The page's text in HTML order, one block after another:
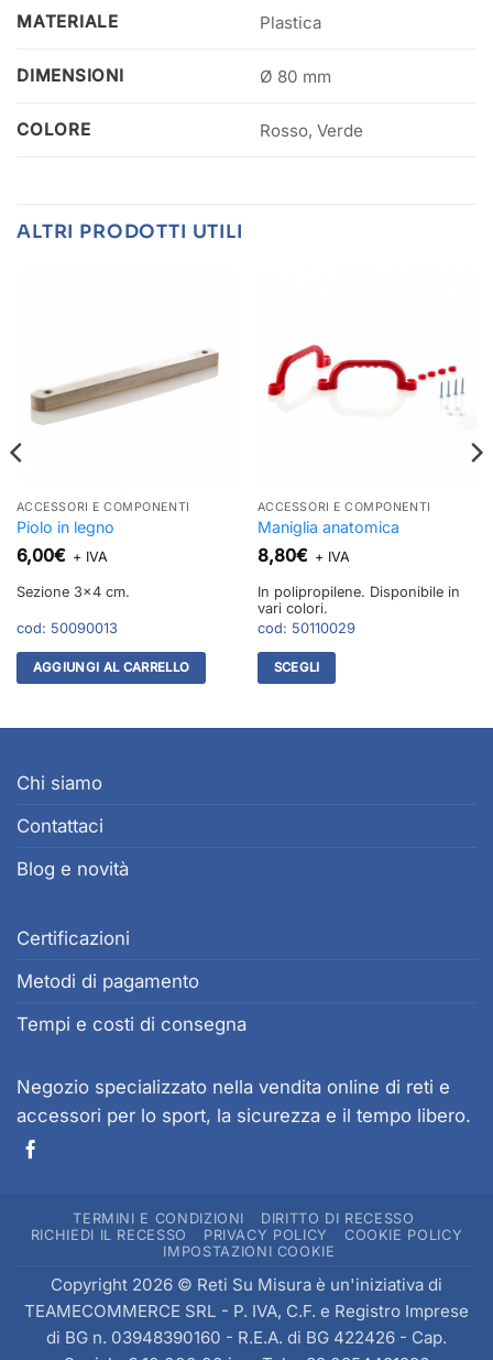
MATERIALE Plastica
DIMENSIONI Ø 80 mm
COLORE Rosso, Verde
ALTRI PRODOTTI UTILI
ACCESSORI E COMPONENTI
Piolo in legno
6,00€ + IVA
Sezione 3x4 cm.
cod: 50090013
AGGIUNGI AL CARRELLO
ACCESSORI E COMPONENTI
Maniglia anatomica
8,80€ + IVA
In polipropilene. Disponibile in
vari colori.
cod: 50110029
SCEGLI
Chi siamo
Contattaci
Blog e novità
Certificazioni
Metodi di pagamento
Tempi e costi di consegna
Negozio specializzato nella vendita online di reti e
accessori per lo sport, la sicurezza e il tempo libero.
TERMINI E CONDIZIONI
DIRITTO DI RECESSO
RICHIEDI IL RECESSO
PRIVACY POLICY
COOKIE POLICY
IMPOSTAZIONI COOKIE
Copyright 2026 © Reti Su Misura è un'iniziativa di
TEAMECOMMERCE SRL - P. IVA, C.F. e Registro Imprese
di BG n. 03948390160 - R.E.A. di BG 422426 - Cap.